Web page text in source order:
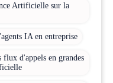
Artificielle sur la
IA en entreprise
flux d'appels en grandes